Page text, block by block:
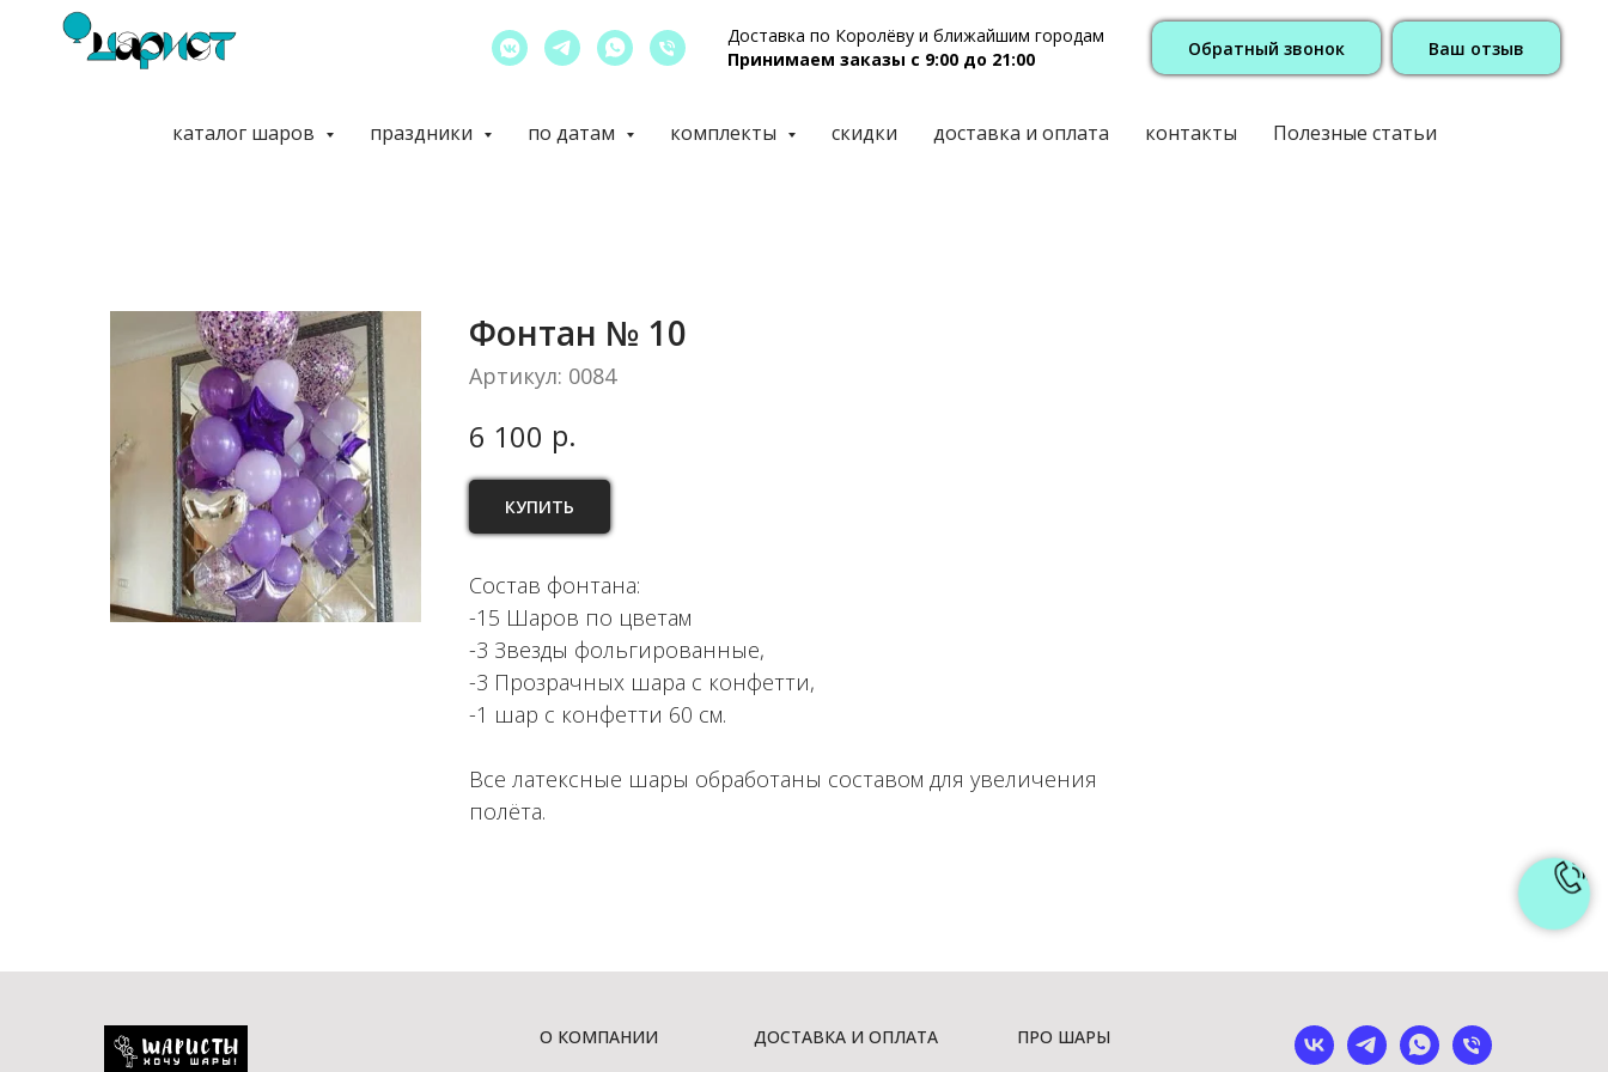
Доставка по Королёву и ближайшим городам
Принимаем заказы с 9:00 до 21:00
Обратный звонок Ваш отзыв
каталог шаров праздники по датам комплекты скидки доставка и оплата контакты Полезные статьи
Фонтан № 10
Артикул: 0084
6 100 р.
КУПИТЬ
Состав фонтана:
-15 Шаров по цветам
-3 Звезды фольгированные,
-3 Прозрачных шара с конфетти,
-1 шар с конфетти 60 см.
Все латексные шары обработаны составом для увеличения
полёта.
О КОМПАНИИ ДОСТАВКА И ОПЛАТА ПРО ШАРЫ